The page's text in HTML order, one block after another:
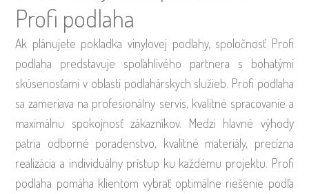
Profi podlaha
Ak plánujete pokladka vinylovej podlahy, spoločnosť Profi
podlaha predstavuje spoľahlivého partnera s bohatými
skúsenosťami v oblasti podlahárskych služieb. Profi podlaha
sa zameriava na profesionálny servis, kvalitné spracovanie a
maximálnu spokojnosť zákazníkov. Medzi hlavné výhody
patria odborné poradenstvo, kvalitné materiály, precízna
realizácia a individuálny prístup ku každému projektu. Profi
podlaha pomáha klientom vybrať optimálne riešenie podľa